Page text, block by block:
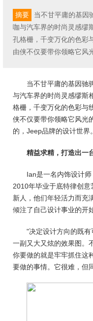
摘要
当不甘平庸的基因
咖与汽车界的时尚灵感缪
孔格栅，千变万化的色彩
由侠不仅要带你领略它风
当不甘平庸的基因驰
与汽车界的时尚灵感缪斯
格栅，千变万化的色彩与
侠不仅要带你领略它风光
的，Jeep品牌的设计世界。
精益求精，打造出一
Ian是一名内饰设计
2010年毕业于底特律创
新人，他们年轻活力而充
倾注了自己设计事业的开
"决定设计方向的既
一副又大又炫的效果图。
你要做的就是牢牢抓住这
要做的事情。它很难，但